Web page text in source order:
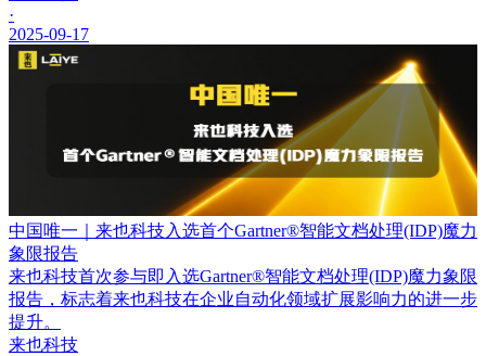
·
2025-09-17
中国唯一｜来也科技入选首个Gartner®智能文档处理(IDP)魔力
象限报告
来也科技首次参与即入选Gartner®智能文档处理(IDP)魔力象限
报告，标志着来也科技在企业自动化领域扩展影响力的进一步
提升。
来也科技